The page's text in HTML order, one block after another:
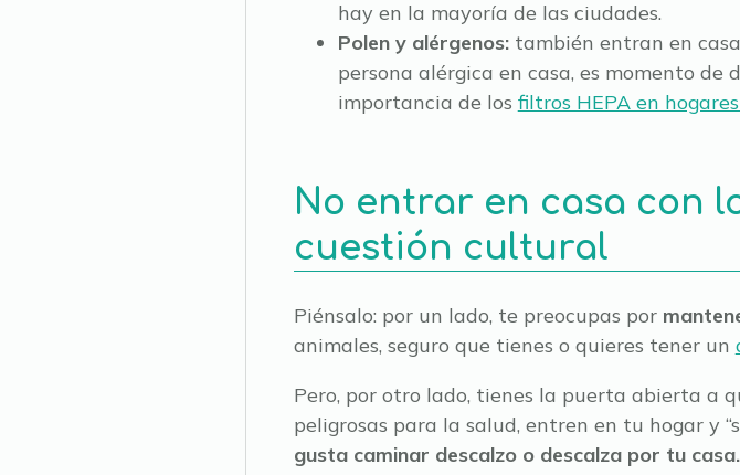
hay en la mayoría de las ciudades.
Polen y alérgenos:también entran en
persona alérgica en casa, es momento de
importancia de los filtros HEPA en
No entrar en casa con
cuestión cultural
Piénsalo: por un lado, te preocupas por
animales, seguro que tienes o quieres tener un
Pero, por otro lado, tienes la puerta abierta a
peligrosas para la salud, entren en tu hogar y
gusta caminar descalzo o descalza por tu casa.